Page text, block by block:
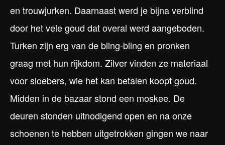
en trouwjurken. Daarnaast werd je bijna verblind
door het vele goud dat overal werd aangeboden.
Turken zijn erg van de bling-bling en pronken
graag met hun rijkdom. Zilver vinden ze materiaal
voor sloebers, wie het kan betalen koopt goud.
Midden in de bazaar stond een moskee. De
deuren stonden uitnodigend open en na onze
schoenen te hebben uitgetrokken gingen we naar